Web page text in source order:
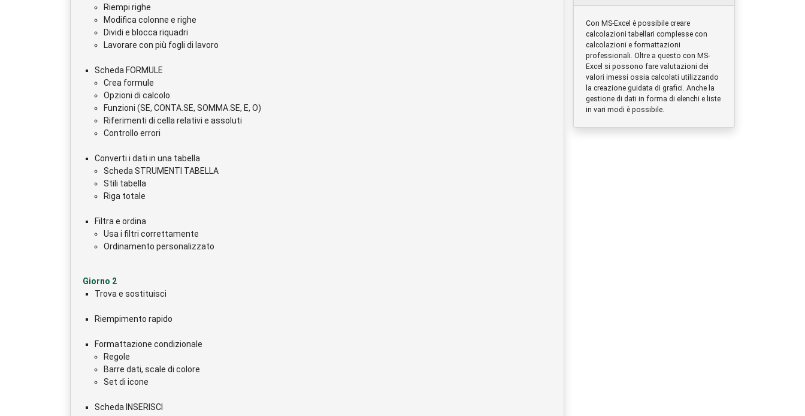
Riempi righe
Modifica colonne e righe
Dividi e blocca riquadri
Lavorare con più fogli di lavoro
Scheda FORMULE
Crea formule
Opzioni di calcolo
Funzioni (SE, CONTA.SE, SOMMA.SE, E, O)
Riferimenti di cella relativi e assoluti
Controllo errori
Converti i dati in una tabella
Scheda STRUMENTI TABELLA
Stili tabella
Riga totale
Filtra e ordina
Usa i filtri correttamente
Ordinamento personalizzato
Giorno 2
Trova e sostituisci
Riempimento rapido
Formattazione condizionale
Regole
Barre dati, scale di colore
Set di icone
Scheda INSERISCI
Con MS-Excel è possibile creare
calcolazioni tabellari complesse con
calcolazioni e formattazioni
professionali. Oltre a questo con MS-
Excel si possono fare valutazioni dei
valori imessi ossia calcolati utilizzando
la creazione guidata di grafici. Anche la
gestione di dati in forma di elenchi e liste
in vari modi è possibile.